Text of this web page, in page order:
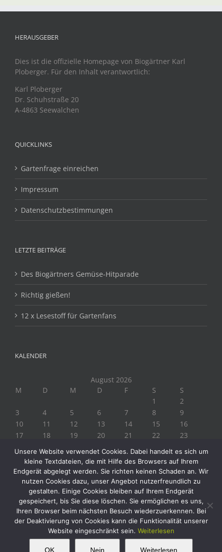
HERAUSGEBER
Dies ist die offizielle Homepage von Biogärtner Karl
Ploberger. Für den Inhalt verantwortlich:
Karl Ploberger
Dr. Schuhstraße 20
A-4863 Seewalchen
QUICKLINKS
Gartenfrage einreichen
Impressum
Datenschutzbestimmungen
LETZTE BEITRÄGE
Des Biogärtners Gemüse-Hitparade
Richtig gießen!
12 x Lesestoff für Gartenfans
KALENDER
August 2026
M
D M D F S
S
1
2
3
4 5 6 7 8
9
10
11 12 13 14 15
16
17
18 19 20 21 22
23
« Juli
Copyright 2019 Biogärtner Ploberger | Alle Rechte vorbehalten
This website uses cookies and third party
Unsere Website verwendet Cookies. Dabei handelt es sich um
kleine Textdateien, die mit Hilfe des Browsers auf Ihrem
Endgerät abgelegt werden. Sie richten keinen Schaden an. Wir
nutzen Cookies dazu, unser Angebot nutzerfreundlich zu
gestalten. Einige Cookies bleiben auf Ihrem Endgerät
gespeichert, bis Sie diese löschen. Sie ermöglichen es uns,
Ihren Browser beim nächsten Besuch wiederzuerkennen. Bei
der Deaktivierung von Cookies kann die Funktionalität unserer
Website eingeschränkt sein. Weiterlesen
OK Nein Weiterlesen